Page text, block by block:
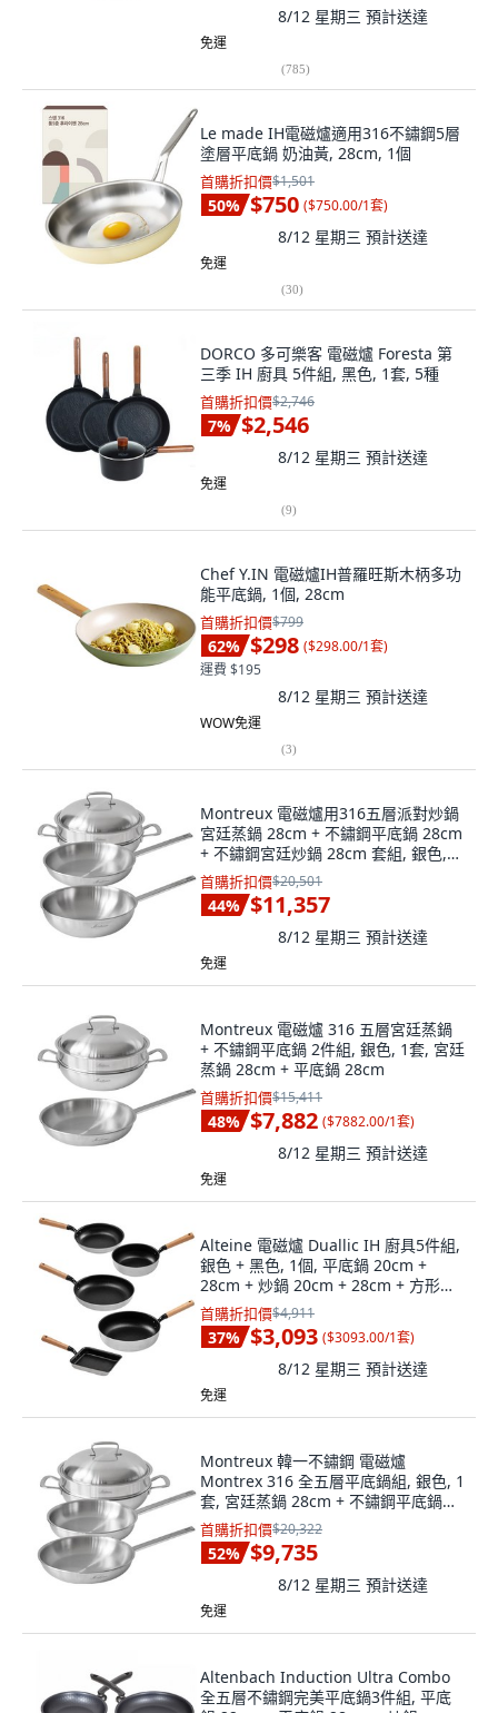
8/12 星期三 預計送達
免運
(785)
Le made IH電磁爐適用316不鏽鋼5層
塗層平底鍋 奶油黃, 28cm, 1個
首購折扣價$1,501
50% $750 ($750.00/1套)
8/12 星期三 預計送達
免運
(30)
DORCO 多可樂客 電磁爐 Foresta 第
三季 IH 廚具 5件組, 黑色, 1套, 5種
首購折扣價$2,746
7% $2,546
8/12 星期三 預計送達
免運
(9)
Chef Y.IN 電磁爐IH普羅旺斯木柄多功
能平底鍋, 1個, 28cm
首購折扣價$799
62% $298 ($298.00/1套)
運費 $195
8/12 星期三 預計送達
WOW免運
(3)
Montreux 電磁爐用316五層派對炒鍋
宮廷蒸鍋 28cm + 不鏽鋼平底鍋 28cm
+ 不鏽鋼宮廷炒鍋 28cm 套組, 銀色,
蒸鍋 + 平底鍋 2入, 1套
首購折扣價$20,501
44% $11,357
8/12 星期三 預計送達
免運
Montreux 電磁爐 316 五層宮廷蒸鍋
+ 不鏽鋼平底鍋 2件組, 銀色, 1套, 宮廷
蒸鍋 28cm + 平底鍋 28cm
首購折扣價$15,411
48% $7,882 ($7882.00/1套)
8/12 星期三 預計送達
免運
Alteine 電磁爐 Duallic IH 廚具5件組,
銀色 + 黑色, 1個, 平底鍋 20cm +
28cm + 炒鍋 20cm + 28cm + 方形煎
鍋 15 x 18 cm
首購折扣價$4,911
37% $3,093 ($3093.00/1套)
8/12 星期三 預計送達
免運
Montreux 韓一不鏽鋼 電磁爐
Montrex 316 全五層平底鍋組, 銀色, 1
套, 宮廷蒸鍋 28cm + 不鏽鋼平底鍋
24cm + 不鏽鋼平底鍋 28cm
首購折扣價$20,322
52% $9,735
8/12 星期三 預計送達
免運
Altenbach Induction Ultra Combo
全五層不鏽鋼完美平底鍋3件組, 平底